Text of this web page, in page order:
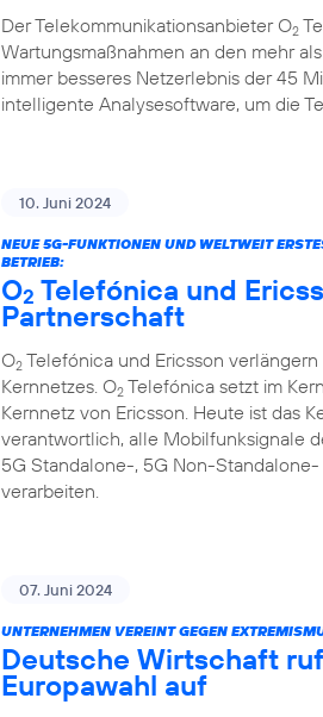
Der Telekommunikationsanbieter O2
Wartungsmaßnahmen an den mehr
immer besseres Netzerlebnis der 45
intelligente Analysesoftware, um die
10. Juni 2024
NEUE 5G-FUNKTIONEN UND WELTWEIT
BETRIEB:
O2 Telefónica und
Partnerschaft
O2 Telefónica und Ericsson
Kernnetzes. O2 Telefónica setzt im
Kernnetz von Ericsson. Heute ist das
verantwortlich, alle Mobilfunksignale
5G Standalone-, 5G Non-
verarbeiten.
07. Juni 2024
UNTERNEHMEN VEREINT GEGEN
Deutsche Wirtschaft
Europawahl auf